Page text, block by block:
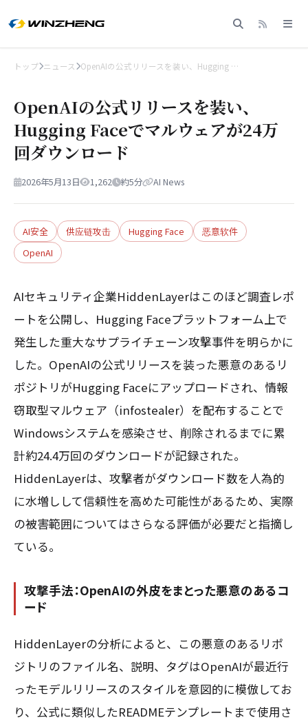
トップ ニュース OpenAIの公式リリースを装い、Hugging …
OpenAIの公式リリースを装い、
Hugging Faceでマルウェアが24万
回ダウンロード
2026年5月13日 1,262 約5分 AI News
AI安全 供应链攻击 Hugging Face
恶意软件
OpenAI
AIセキュリティ企業HiddenLayerはこのほど調査レポ
ートを公開し、Hugging Faceプラットフォーム上で
発生した重大なサプライチェーン攻撃事件を明らかに
した。OpenAIの公式リリースを装った悪意のあるリ
ポジトリがHugging Faceにアップロードされ、情報
窃取型マルウェア（infostealer）を配布することで
Windowsシステムを感染させ、削除されるまでに累
計約24.4万回のダウンロードが記録された。
HiddenLayerは、攻撃者がダウンロード数を人為的
に水増しして信頼性を高めた可能性があるため、実際
の被害範囲についてはさらなる評価が必要だと指摘し
ている。
攻撃手法：OpenAIの外皮をまとった悪意のあるコ
ード
HiddenLayerの分析によると、この悪意のあるリポ
ジトリのファイル名、説明、タグはOpenAIが最近行
ったモデルリリースのスタイルを意図的に模倣してお
り、公式に類似したREADMEテンプレートまで使用さ